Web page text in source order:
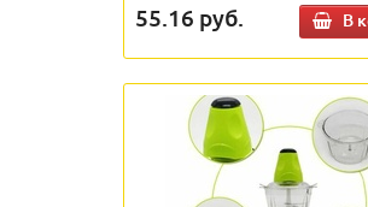
55.16 руб. В